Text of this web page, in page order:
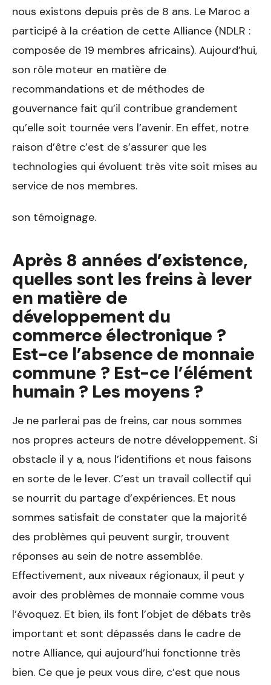
nous existons depuis près de 8 ans. Le Maroc a
participé à la création de cette Alliance (NDLR :
composée de 19 membres africains). Aujourd’hui,
son rôle moteur en matière de
recommandations et de méthodes de
gouvernance fait qu’il contribue grandement
qu’elle soit tournée vers l’avenir. En effet, notre
raison d’être c’est de s’assurer que les
technologies qui évoluent très vite soit mises au
service de nos membres.
son témoignage.
Après 8 années d’existence,
quelles sont les freins à lever
en matière de
développement du
commerce électronique ?
Est-ce l’absence de monnaie
commune ? Est-ce l’élément
humain ? Les moyens ?
Je ne parlerai pas de freins, car nous sommes
nos propres acteurs de notre développement. Si
obstacle il y a, nous l’identifions et nous faisons
en sorte de le lever. C’est un travail collectif qui
se nourrit du partage d’expériences. Et nous
sommes satisfait de constater que la majorité
des problèmes qui peuvent surgir, trouvent
réponses au sein de notre assemblée.
Effectivement, aux niveaux régionaux, il peut y
avoir des problèmes de monnaie comme vous
l’évoquez. Et bien, ils font l’objet de débats très
important et sont dépassés dans le cadre de
notre Alliance, qui aujourd’hui fonctionne très
bien. Ce que je peux vous dire, c’est que nous